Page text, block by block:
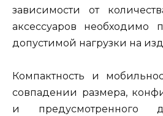
зависимости от
аксессуаров необходимо
допустимой нагрузки на
Компактность и
совпадении размера,
и предусмотренного